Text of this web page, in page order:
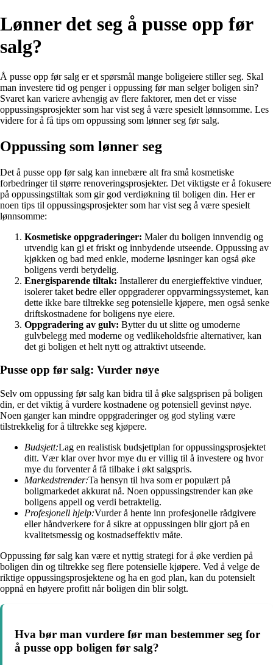
Lønner det seg å pusse opp før
salg?
Å pusse opp før salg er et spørsmål mange boligeiere stiller seg. Skal
man investere tid og penger i oppussing før man selger boligen sin?
Svaret kan variere avhengig av flere faktorer, men det er visse
oppussingsprosjekter som har vist seg å være spesielt lønnsomme. Les
videre for å få tips om oppussing som lønner seg før salg.
Oppussing som lønner seg
Det å pusse opp før salg kan innebære alt fra små kosmetiske
forbedringer til større renoveringsprosjekter. Det viktigste er å fokusere
på oppussingstiltak som gir god verdiøkning til boligen din. Her er
noen tips til oppussingsprosjekter som har vist seg å være spesielt
lønnsomme:
Kosmetiske oppgraderinger: Maler du boligen innvendig og
utvendig kan gi et friskt og innbydende utseende. Oppussing av
kjøkken og bad med enkle, moderne løsninger kan også øke
boligens verdi betydelig.
Energisparende tiltak: Installerer du energieffektive vinduer,
isolerer taket bedre eller oppgraderer oppvarmingssystemet, kan
dette ikke bare tiltrekke seg potensielle kjøpere, men også senke
driftskostnadene for boligens nye eiere.
Oppgradering av gulv: Bytter du ut slitte og umoderne
gulvbelegg med moderne og vedlikeholdsfrie alternativer, kan
det gi boligen et helt nytt og attraktivt utseende.
Pusse opp før salg: Vurder nøye
Selv om oppussing før salg kan bidra til å øke salgsprisen på boligen
din, er det viktig å vurdere kostnadene og potensiell gevinst nøye.
Noen ganger kan mindre oppgraderinger og god styling være
tilstrekkelig for å tiltrekke seg kjøpere.
Budsjett:Lag en realistisk budsjettplan for oppussingsprosjektet
ditt. Vær klar over hvor mye du er villig til å investere og hvor
mye du forventer å få tilbake i økt salgspris.
Markedstrender:Ta hensyn til hva som er populært på
boligmarkedet akkurat nå. Noen oppussingstrender kan øke
boligens appell og verdi betraktelig.
Profesjonell hjelp:Vurder å hente inn profesjonelle rådgivere
eller håndverkere for å sikre at oppussingen blir gjort på en
kvalitetsmessig og kostnadseffektiv måte.
Oppussing før salg kan være et nyttig strategi for å øke verdien på
boligen din og tiltrekke seg flere potensielle kjøpere. Ved å velge de
riktige oppussingsprosjektene og ha en god plan, kan du potensielt
oppnå en høyere profitt når boligen din blir solgt.
Hva bør man vurdere før man bestemmer seg for
å pusse opp boligen før salg?